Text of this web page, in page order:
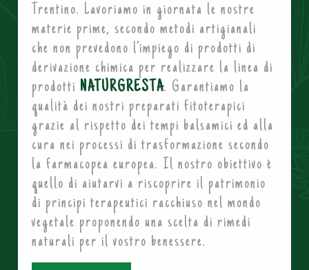
Trentino. Lavoriamo in giornata le nostre
materie prime, secondo metodi artigianali
che non prevedono l’impiego di prodotti di
derivazione chimica per realizzare la linea di
prodotti NATURGRESTA. Garantiamo la
qualità dei nostri preparati fitoterapici
grazie al rispetto dei tempi balsamici ed alla
cura nei processi di trasformazione secondo
la farmacopea europea. Il nostro obiettivo è
quello di aiutarvi a riscoprire il patrimonio
di principi terapeutici racchiuso nel mondo
vegetale proponendo una scelta di rimedi
naturali per il vostro benessere.